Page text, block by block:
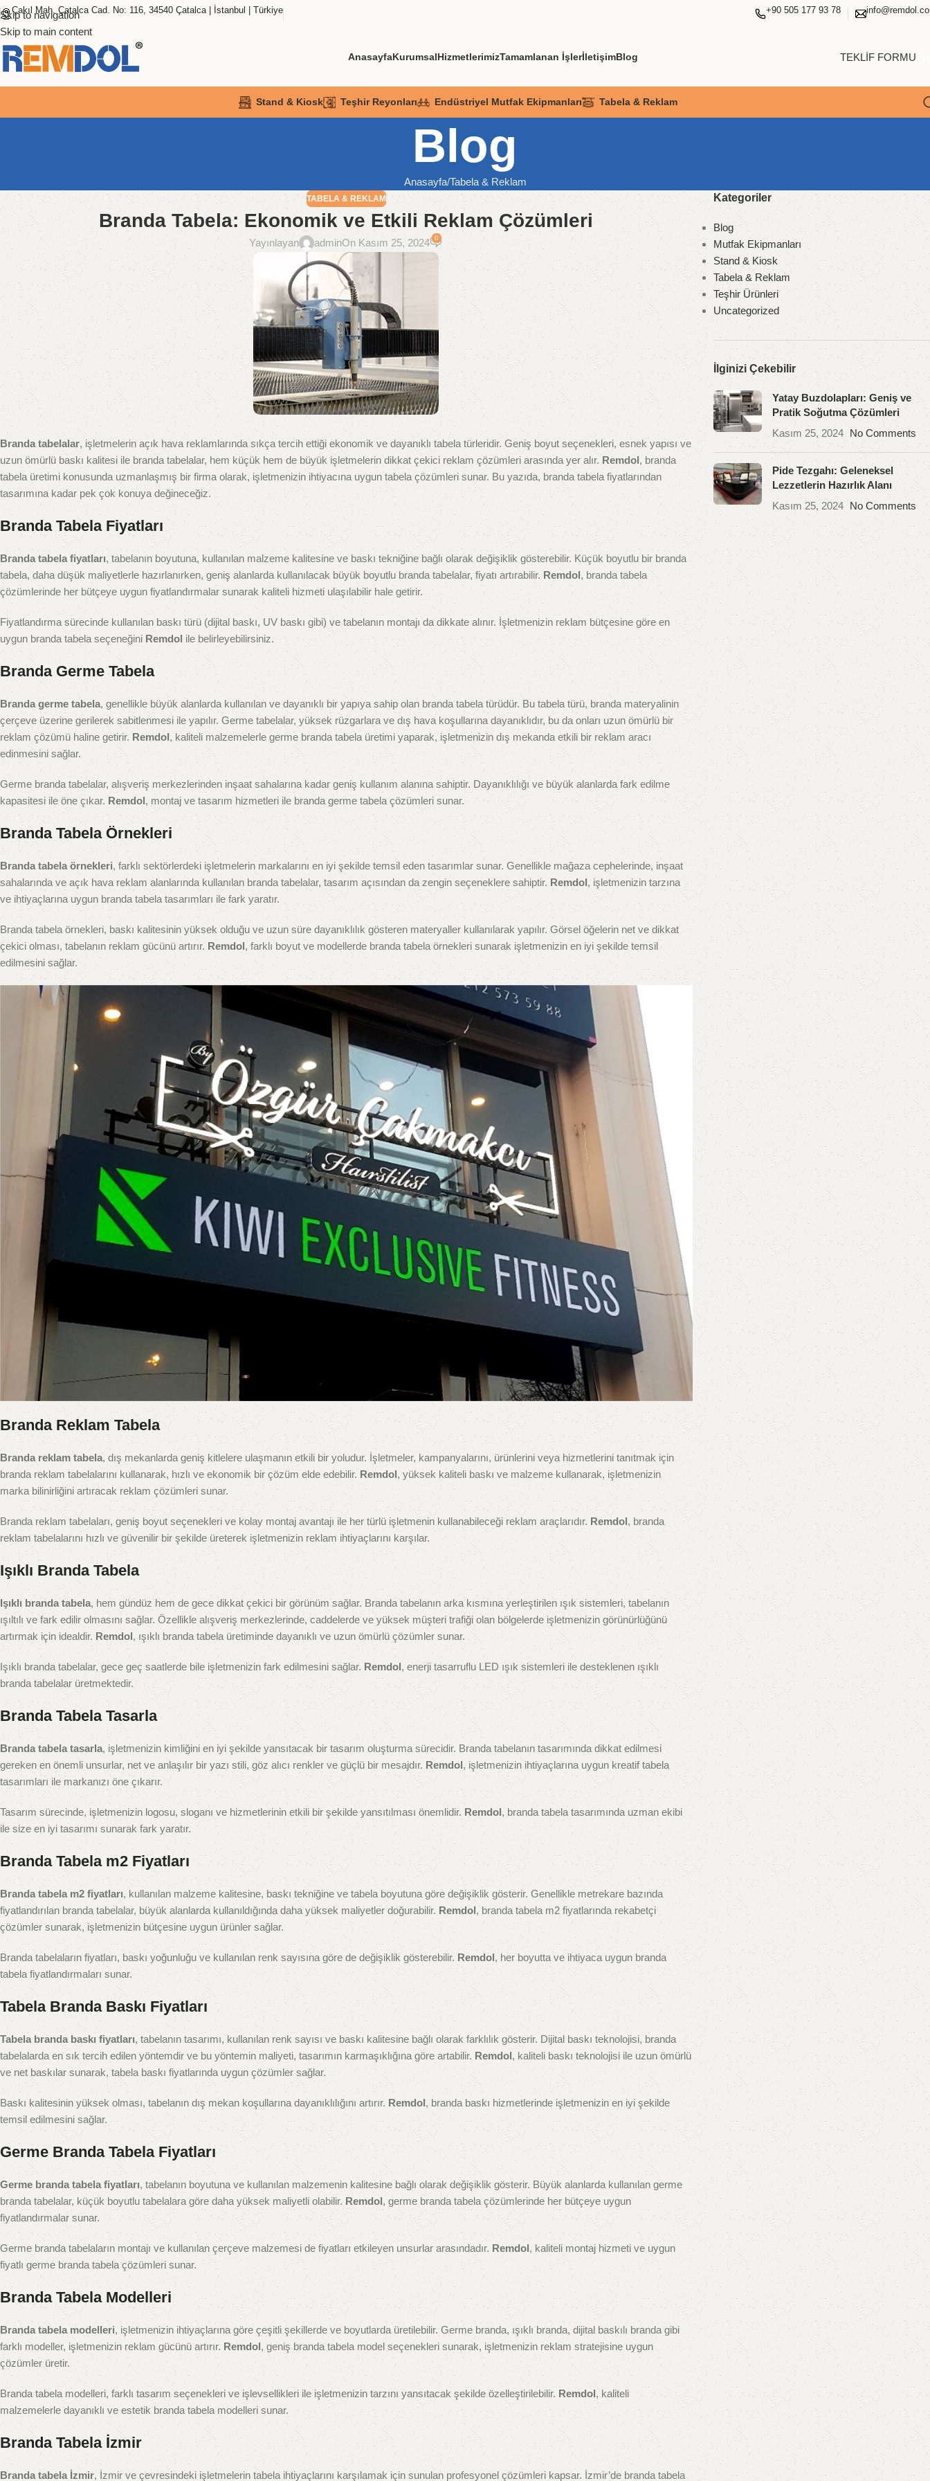
Skip to navigation
Skip to main content
Çakıl Mah. Çatalca Cad. No: 116, 34540 Çatalca | İstanbul | Türkiye +90 505 177 93 78
AnasayfaKurumsalHizmetlerimizTamamlanan İşlerİletişimBlog TEKLİF FORMU
Stand & Kiosk Teşhir Reyonları Endüstriyel Mutfak Ekipmanları Tabela & Reklam
Blog
Anasayfa Tabela & Reklam
TABELA & REKLAM
Branda Tabela: Ekonomik ve Etkili Reklam Çözümleri
Yayınlayan adminOn Kasım 25, 2024 0
Branda tabelalar, işletmelerin açık hava reklamlarında sıkça tercih ettiği ekonomik ve dayanıklı tabela türleridir. Geniş boyut seçenekleri, esnek yapısı ve
uzun ömürlü baskı kalitesi ile branda tabelalar, hem küçük hem de büyük işletmelerin dikkat çekici reklam çözümleri arasında yer alır.Remdol, branda
tabela üretimi konusunda uzmanlaşmış bir firma olarak, işletmenizin ihtiyacına uygun tabela çözümleri sunar. Bu yazıda, branda tabela fiyatlarından
tasarımına kadar pek çok konuya değineceğiz.
Branda Tabela Fiyatları
Branda tabela fiyatları, tabelanın boyutuna, kullanılan malzeme kalitesine ve baskı tekniğine bağlı olarak değişiklik gösterebilir. Küçük boyutlu bir branda
tabela, daha düşük maliyetlerle hazırlanırken, geniş alanlarda kullanılacak büyük boyutlu branda tabelalar, fiyatı artırabilir. Remdol, branda tabela
çözümlerinde her bütçeye uygun fiyatlandırmalar sunarak kaliteli hizmeti ulaşılabilir hale getirir.
Fiyatlandırma sürecinde kullanılan baskı türü (dijital baskı, UV baskı gibi) ve tabelanın montajı da dikkate alınır. İşletmenizin reklam bütçesine göre en
uygun branda tabela seçeneğini Remdolile belirleyebilirsiniz.
Branda Germe Tabela
Branda germe tabela, genellikle büyük alanlarda kullanılan ve dayanıklı bir yapıya sahip olan branda tabela türüdür. Bu tabela türü, branda materyalinin
çerçeve üzerine gerilerek sabitlenmesi ile yapılır. Germe tabelalar, yüksek rüzgarlara ve dış hava koşullarına dayanıklıdır, bu da onları uzun ömürlü bir
reklam çözümü haline getirir.Remdol, kaliteli malzemelerle germe branda tabela üretimi yaparak, işletmenizin dış mekanda etkili bir reklam aracı
edinmesini sağlar.
Germe branda tabelalar, alışveriş merkezlerinden inşaat sahalarına kadar geniş kullanım alanına sahiptir. Dayanıklılığı ve büyük alanlarda fark edilme
kapasitesi ile öne çıkar. Remdol, montaj ve tasarım hizmetleri ile branda germe tabela çözümleri sunar.
Branda Tabela Örnekleri
Branda tabela örnekleri, farklı sektörlerdeki işletmelerin markalarını en iyi şekilde temsil eden tasarımlar sunar. Genellikle mağaza cephelerinde, inşaat
sahalarında ve açık hava reklam alanlarında kullanılan branda tabelalar, tasarım açısından da zengin seçeneklere sahiptir. Remdol, işletmenizin tarzına
ve ihtiyaçlarına uygun branda tabela tasarımları ile fark yaratır.
Branda tabela örnekleri, baskı kalitesinin yüksek olduğu ve uzun süre dayanıklılık gösteren materyaller kullanılarak yapılır. Görsel öğelerin net ve dikkat
çekici olması, tabelanın reklam gücünü artırır. Remdol, farklı boyut ve modellerde branda tabela örnekleri sunarak işletmenizin en iyi şekilde temsil
edilmesini sağlar.
Branda Reklam Tabela
Branda reklam tabela, dış mekanlarda geniş kitlelere ulaşmanın etkili bir yoludur. İşletmeler, kampanyalarını, ürünlerini veya hizmetlerini tanıtmak için
branda reklam tabelalarını kullanarak, hızlı ve ekonomik bir çözüm elde edebilir.Remdol, yüksek kaliteli baskı ve malzeme kullanarak, işletmenizin
marka bilinirliğini artıracak reklam çözümleri sunar.
Branda reklam tabelaları, geniş boyut seçenekleri ve kolay montaj avantajı ile her türlü işletmenin kullanabileceği reklam araçlarıdır. Remdol, branda
reklam tabelalarını hızlı ve güvenilir bir şekilde üreterek işletmenizin reklam ihtiyaçlarını karşılar.
Işıklı Branda Tabela
Işıklı branda tabela, hem gündüz hem de gece dikkat çekici bir görünüm sağlar. Branda tabelanın arka kısmına yerleştirilen ışık sistemleri, tabelanın
ışıltılı ve fark edilir olmasını sağlar. Özellikle alışveriş merkezlerinde, caddelerde ve yüksek müşteri trafiği olan bölgelerde işletmenizin görünürlüğünü
artırmak için idealdir.Remdol, ışıklı branda tabela üretiminde dayanıklı ve uzun ömürlü çözümler sunar.
Işıklı branda tabelalar, gece geç saatlerde bile işletmenizin fark edilmesini sağlar. Remdol, enerji tasarruflu LED ışık sistemleri ile desteklenen ışıklı
branda tabelalar üretmektedir.
Branda Tabela Tasarla
Branda tabela tasarla, işletmenizin kimliğini en iyi şekilde yansıtacak bir tasarım oluşturma sürecidir. Branda tabelanın tasarımında dikkat edilmesi
gereken en önemli unsurlar, net ve anlaşılır bir yazı stili, göz alıcı renkler ve güçlü bir mesajdır. Remdol, işletmenizin ihtiyaçlarına uygun kreatif tabela
tasarımları ile markanızı öne çıkarır.
Tasarım sürecinde, işletmenizin logosu, sloganı ve hizmetlerinin etkili bir şekilde yansıtılması önemlidir. Remdol, branda tabela tasarımında uzman ekibi
ile size en iyi tasarımı sunarak fark yaratır.
Branda Tabela m2 Fiyatları
Branda tabela m2 fiyatları, kullanılan malzeme kalitesine, baskı tekniğine ve tabela boyutuna göre değişiklik gösterir. Genellikle metrekare bazında
fiyatlandırılan branda tabelalar, büyük alanlarda kullanıldığında daha yüksek maliyetler doğurabilir.Remdol, branda tabela m2 fiyatlarında rekabetçi
çözümler sunarak, işletmenizin bütçesine uygun ürünler sağlar.
Branda tabelaların fiyatları, baskı yoğunluğu ve kullanılan renk sayısına göre de değişiklik gösterebilir. Remdol, her boyutta ve ihtiyaca uygun branda
tabela fiyatlandırmaları sunar.
Tabela Branda Baskı Fiyatları
Tabela branda baskı fiyatları, tabelanın tasarımı, kullanılan renk sayısı ve baskı kalitesine bağlı olarak farklılık gösterir. Dijital baskı teknolojisi, branda
tabelalarda en sık tercih edilen yöntemdir ve bu yöntemin maliyeti, tasarımın karmaşıklığına göre artabilir. Remdol, kaliteli baskı teknolojisi ile uzun ömürlü
ve net baskılar sunarak, tabela baskı fiyatlarında uygun çözümler sağlar.
Baskı kalitesinin yüksek olması, tabelanın dış mekan koşullarına dayanıklılığını artırır. Remdol, branda baskı hizmetlerinde işletmenizin en iyi şekilde
temsil edilmesini sağlar.
Germe Branda Tabela Fiyatları
Germe branda tabela fiyatları, tabelanın boyutuna ve kullanılan malzemenin kalitesine bağlı olarak değişiklik gösterir. Büyük alanlarda kullanılan germe
branda tabelalar, küçük boyutlu tabelalara göre daha yüksek maliyetli olabilir.Remdol, germe branda tabela çözümlerinde her bütçeye uygun
fiyatlandırmalar sunar.
Germe branda tabelaların montajı ve kullanılan çerçeve malzemesi de fiyatları etkileyen unsurlar arasındadır. Remdol, kaliteli montaj hizmeti ve uygun
fiyatlı germe branda tabela çözümleri sunar.
Branda Tabela Modelleri
Branda tabela modelleri, işletmenizin ihtiyaçlarına göre çeşitli şekillerde ve boyutlarda üretilebilir. Germe branda, ışıklı branda, dijital baskılı branda gibi
farklı modeller, işletmenizin reklam gücünü artırır. Remdol, geniş branda tabela model seçenekleri sunarak, işletmenizin reklam stratejisine uygun
çözümler üretir.
Branda tabela modelleri, farklı tasarım seçenekleri ve işlevsellikleri ile işletmenizin tarzını yansıtacak şekilde özelleştirilebilir.Remdol, kaliteli
malzemelerle dayanıklı ve estetik branda tabela modelleri sunar.
Branda Tabela İzmir
Branda tabela İzmir, İzmir ve çevresindeki işletmelerin tabela ihtiyaçlarını karşılamak için sunulan profesyonel çözümleri kapsar. İzmir’de branda tabela
Kategoriler
Blog
Mutfak Ekipmanları
Stand & Kiosk
Tabela & Reklam
Teşhir Ürünleri
Uncategorized
İlginizi Çekebilir
Yatay Buzdolapları: Geniş ve
Pratik Soğutma Çözümleri
Kasım 25, 2024
No Comments
Pide Tezgahı: Geleneksel
Lezzetlerin Hazırlık Alanı
Kasım 25, 2024
No Comments